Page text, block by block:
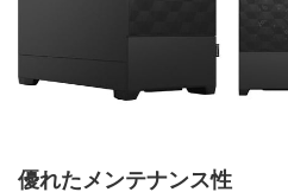
優れたメンテナンス性